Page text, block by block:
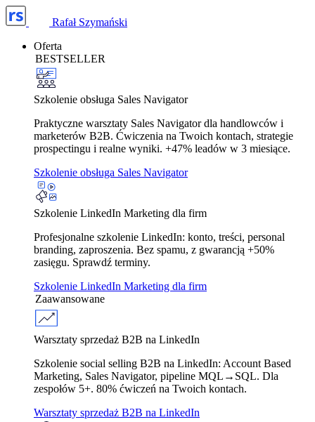
Rafał Szymański
Oferta
BESTSELLER
Szkolenie obsługa Sales Navigator
Praktyczne warsztaty Sales Navigator dla handlowców i
marketerów B2B. Ćwiczenia na Twoich kontach, strategie
prospectingu i realne wyniki. +47% leadów w 3 miesiące.
Szkolenie obsługa Sales Navigator
Szkolenie LinkedIn Marketing dla firm
Profesjonalne szkolenie LinkedIn: konto, treści, personal
branding, zaproszenia. Bez spamu, z gwarancją +50%
zasięgu. Sprawdź terminy.
Szkolenie LinkedIn Marketing dla firm
Zaawansowane
Warsztaty sprzedaż B2B na LinkedIn
Szkolenie social selling B2B na LinkedIn: Account Based
Marketing, Sales Navigator, pipeline MQL→SQL. Dla
zespołów 5+. 80% ćwiczeń na Twoich kontach.
Warsztaty sprzedaż B2B na LinkedIn